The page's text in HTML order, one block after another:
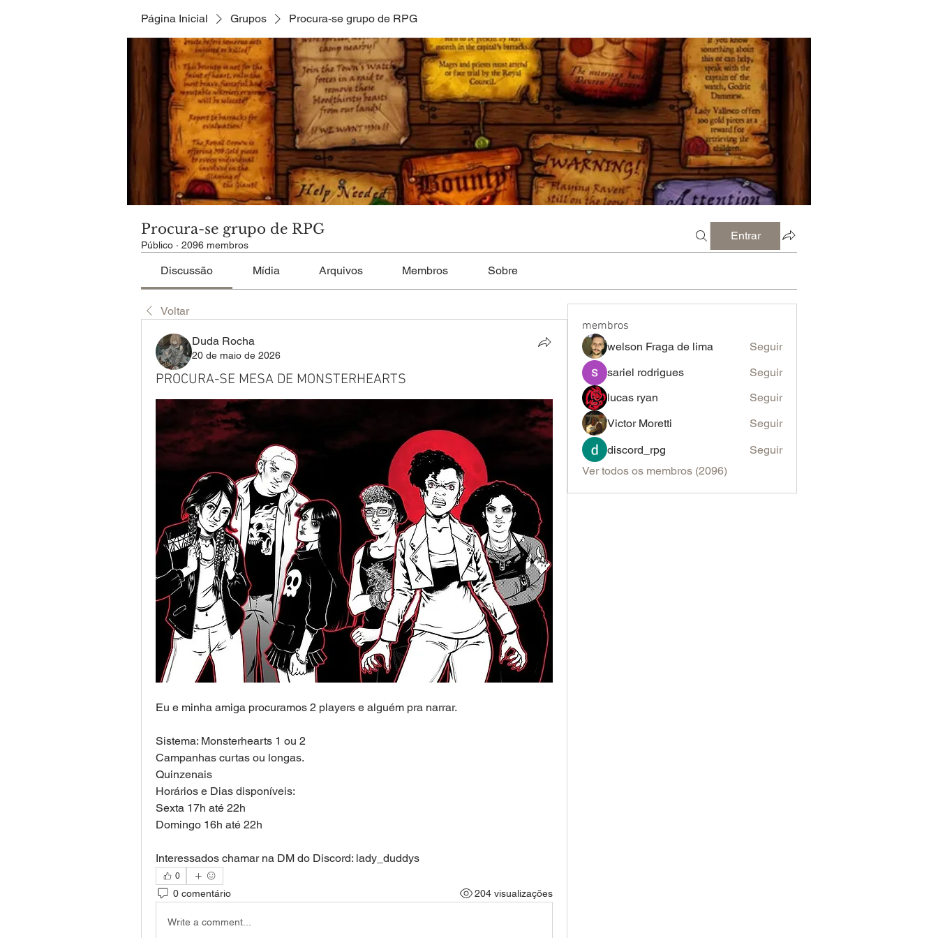
Página Inicial Grupos Procura-se grupo de RPG
Procura-se grupo de RPG
Público · 2096 membros
Entrar
Discussão Mídia Arquivos Membros Sobre
Voltar
Duda Rocha
20 de maio de 2026
PROCURA-SE MESA DE MONSTERHEARTS
Eu e minha amiga procuramos 2 players e alguém pra narrar.
Sistema: Monsterhearts 1 ou 2
Campanhas curtas ou longas.
Quinzenais
Horários e Dias disponíveis:
Sexta 17h até 22h
Domingo 16h até 22h
Interessados chamar na DM do Discord: lady_duddys
0
0 comentário 204 visualizações
Write a comment...
membros
welson Fraga de lima
Seguir
sariel rodrigues
Seguir
lucas ryan
Seguir
Victor Moretti
Seguir
discord_rpg
Seguir
Ver todos os membros (2096)